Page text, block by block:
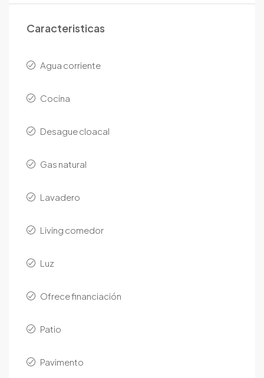
Caracteristicas
Agua corriente
Cocina
Desague cloacal
Gas natural
Lavadero
Living comedor
Luz
Ofrece financiación
Patio
Pavimento